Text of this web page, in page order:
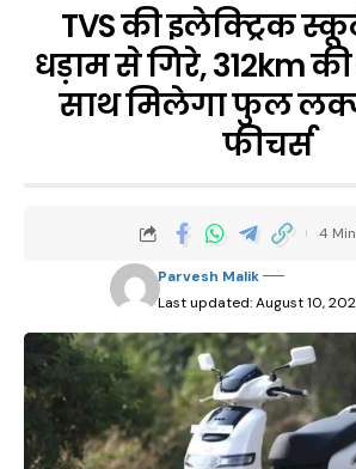
TVS की इलेक्ट्रिक
धड़ाम से गिरे, 312km
साथ मिलेगा फुल
फीचर्स
Last updated: August 10,
Parvesh Malik
4